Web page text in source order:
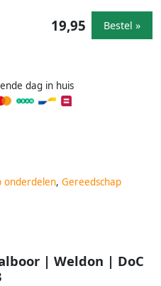
dag in huis
19,95 Bestel »
onderdelen, Gereedschap
| Weldon | DoC